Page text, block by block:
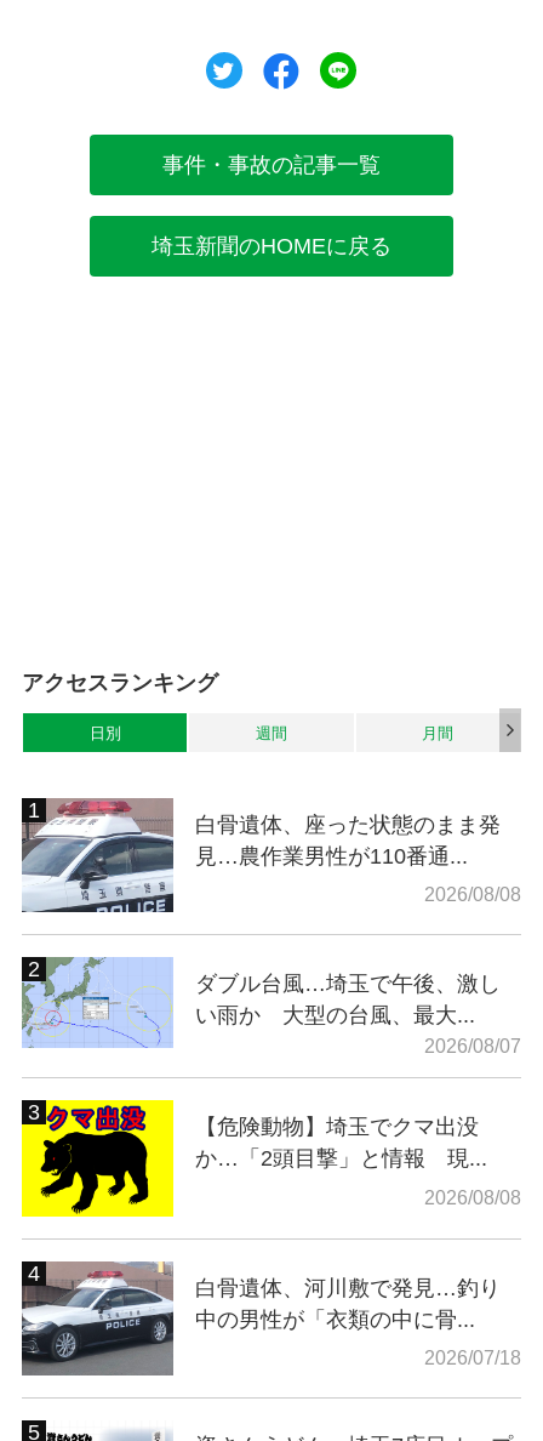
ツイートシェア
事件・事故の記事一覧
埼玉新聞のHOMEに戻る
アクセスランキング
日別 週間 月間
白骨遺体、座った状態のまま発
見…農作業男性が110番通...
2026/08/08
ダブル台風…埼玉で午後、激し
い雨か 大型の台風、最大...
2026/08/07
【危険動物】埼玉でクマ出没
か…「2頭目撃」と情報 現...
2026/08/08
白骨遺体、河川敷で発見…釣り
中の男性が「衣類の中に骨...
2026/07/18